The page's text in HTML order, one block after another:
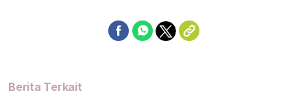
Berita Terkait